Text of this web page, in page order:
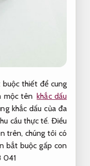
thiết để cung
mộc tên khắc dấu
khắc dấu của đa
cầu thực tế. Điều
trên, chúng tôi có
bắt buộc gấp con
041